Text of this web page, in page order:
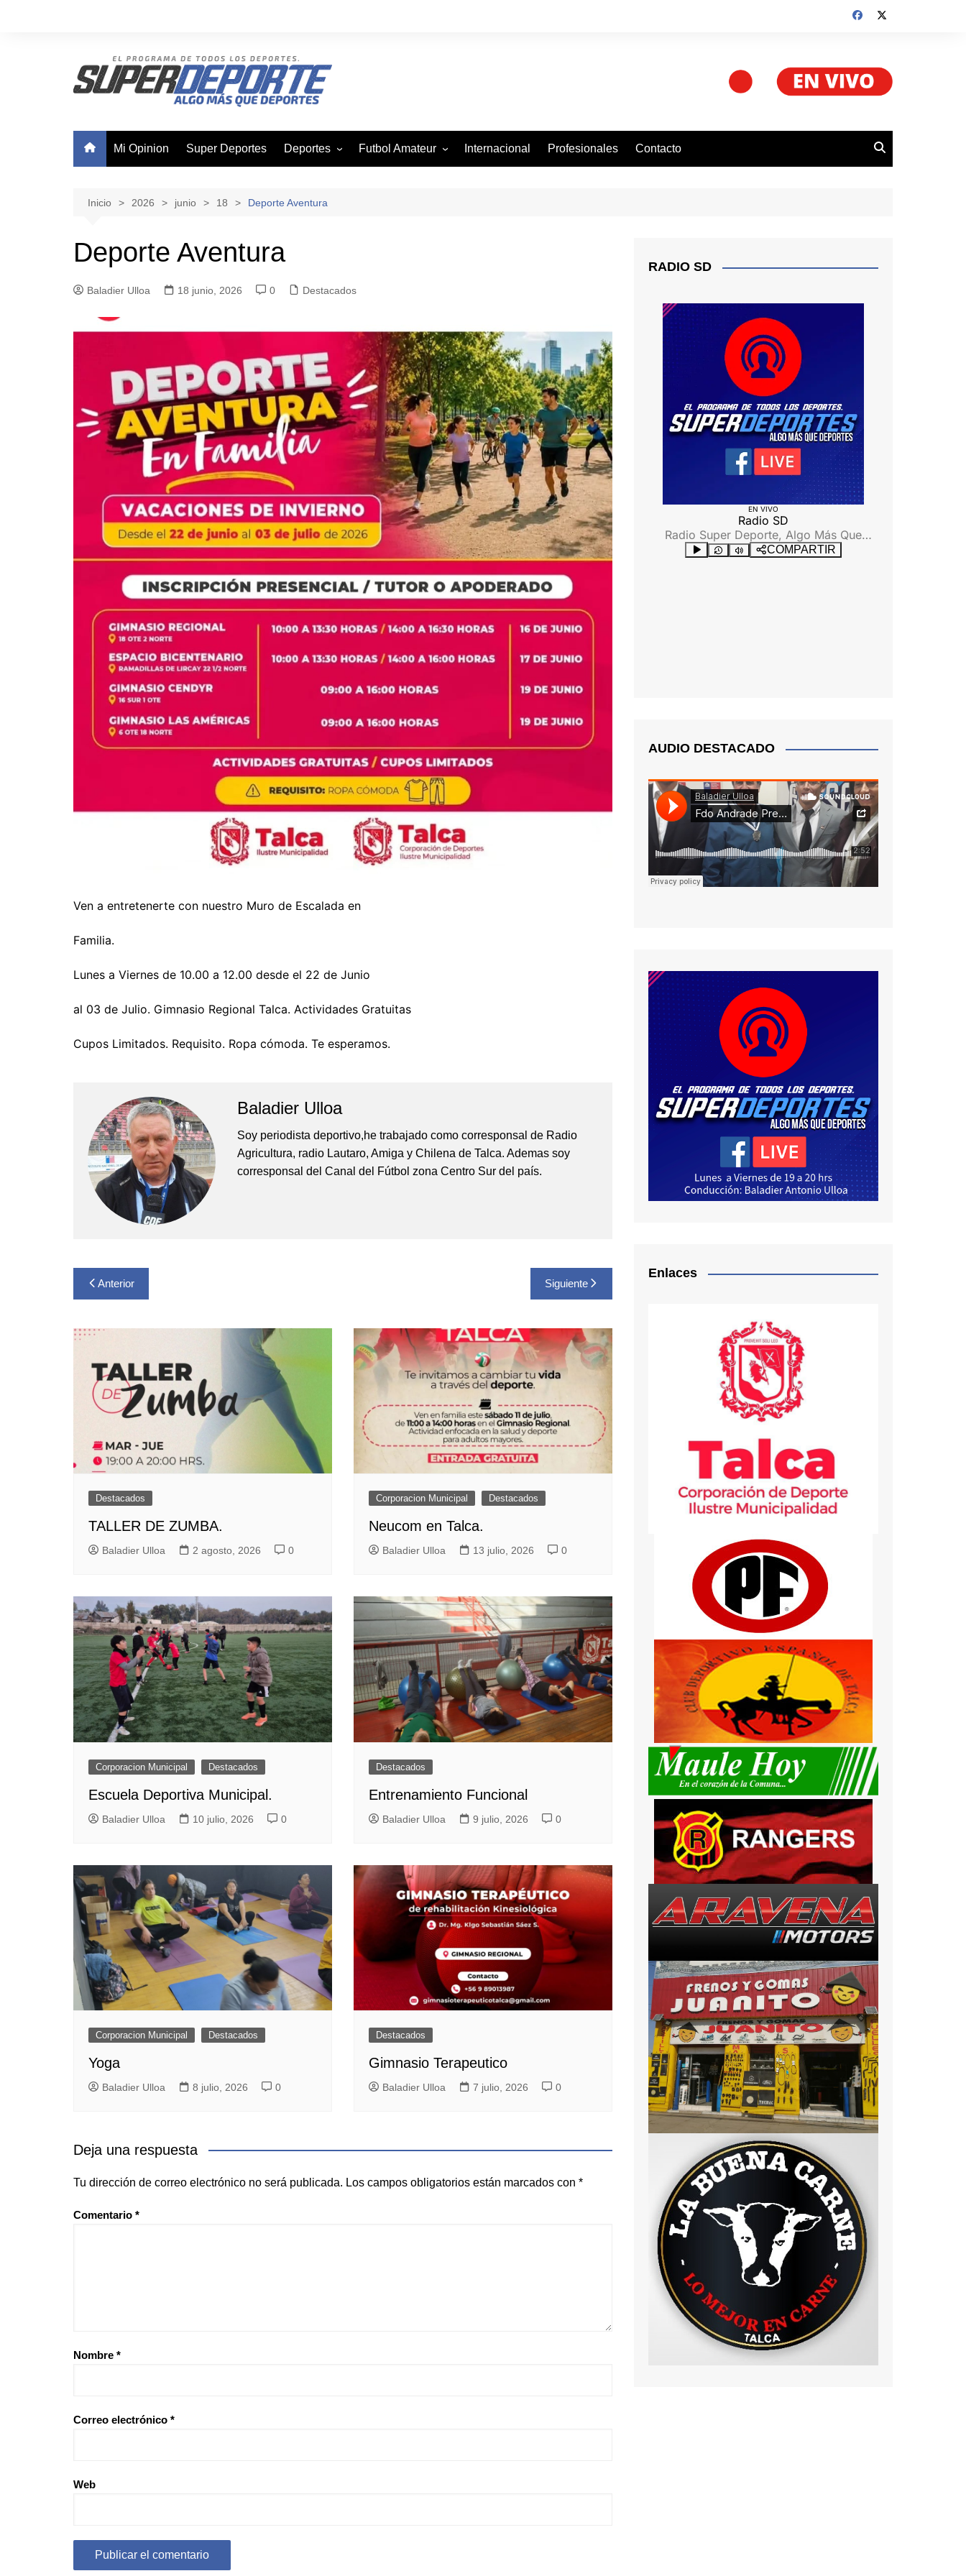
Mi Opinion Super Deportes Deportes
Basquetbol
Futsal
Rodeo
Tenis
Tenis de Mesa
Voleibol
Futbol Amateur Internacional Profesionales Contacto
Inicio 2026 junio 18 Deporte Aventura
Deporte Aventura
Baladier Ulloa 18 junio, 2026 0 Destacados
Ven a entretenerte con nuestro Muro de Escalada en
Familia.
Lunes a Viernes de 10.00 a 12.00 desde el 22 de Junio
al 03 de Julio. Gimnasio Regional Talca. Actividades Gratuitas
Cupos Limitados. Requisito. Ropa cómoda. Te esperamos.
Baladier Ulloa
Soy periodista deportivo,he trabajado como corresponsal de Radio
Agricultura, radio Lautaro, Amiga y Chilena de Talca. Ademas soy
corresponsal del Canal del Fútbol zona Centro Sur del país.
Navegación
de
entradas
Anterior Siguiente
Destacados
TALLER DE ZUMBA.
Baladier Ulloa 2 agosto, 2026 0
Corporacion Municipal Destacados
Neucom en Talca.
Baladier Ulloa 13 julio, 2026 0
Corporacion Municipal Destacados
Escuela Deportiva Municipal.
Baladier Ulloa 10 julio, 2026 0
Destacados
Entrenamiento Funcional
Baladier Ulloa 9 julio, 2026 0
Corporacion Municipal Destacados
Yoga
Baladier Ulloa 8 julio, 2026 0
Destacados
Gimnasio Terapeutico
Baladier Ulloa 7 julio, 2026 0
Deja una respuesta
Tu dirección de correo electrónico no será publicada. Los campos obligatorios están marcados con *
Comentario *
Nombre *
Correo electrónico *
Web
RADIO SD
AUDIO DESTACADO
Enlaces